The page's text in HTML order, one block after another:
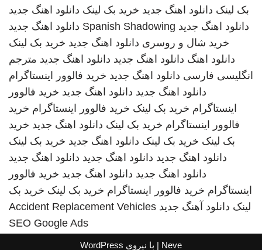
بک لینک دانلود اهنگ جدید خرید بک لینک دانلود اهنگ جدید
دانلود اهنگ جدید Spanish Shadowing دانلود اهنگ جدید
خرید شال و روسری دانلود اهنگ جدید خرید بک لینک
دانلود اهنگ دانلود اهنگ جدید دانلود اهنگ جدید مترجم
انگلیسی فارسی دانلود اهنگ جدید خرید فالوور اینستاگرام
دانلود اهنگ جدید دانلود اهنگ جدید خرید فالوور
اینستاگرام خرید بک لینک خرید فالوور اینستاگرام خرید
فالوور اینستاگرام خرید بک لینک دانلود اهنگ جدید خرید
بک لینک خرید بک لینک دانلود اهنگ جدید خرید بک لینک
دانلود اهنگ جدید دانلود اهنگ جدید دانلود اهنگ جدید
دانلود اهنگ جدید دانلود اهنگ جدید خرید فالوور
اینستاگرام خرید فالوور اینستاگرام خرید بک لینک خرید بک
لینک دانلود آهنگ جدید Accident Replacement Vehicles
SEO Google Ads
Neve | با نیروی WordPress